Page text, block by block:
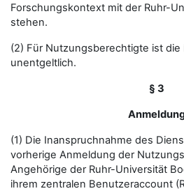
Forschungskontext mit der Ruhr-
stehen.
(2) Für Nutzungsberechtigte ist die
unentgeltlich.
§ 3
(1) Die Inanspruchnahme des
vorherige Anmeldung der
Angehörige der Ruhr-Universität
ihrem zentralen Benutzeraccount